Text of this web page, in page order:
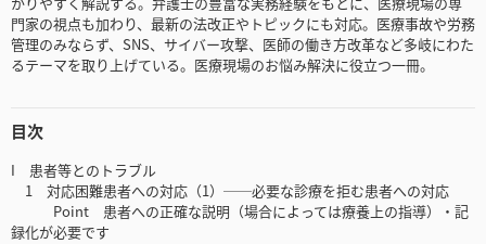
門家の視点も加わり、最新の法改正やトピックにも対応。医療事故や労務
管理のみならず、SNS、サイバー攻撃、医師の働き方改革など多岐にわた
るテーマを取り上げている。医療現場のお悩み解決に役立つ一冊。
目次
I 患者等とのトラブル
1 対応困難患者への対応（1）──必要な診療を拒む患者への対応
Point 患者への正確な説明（場合によっては療養上の指導）・記
録化が必要です